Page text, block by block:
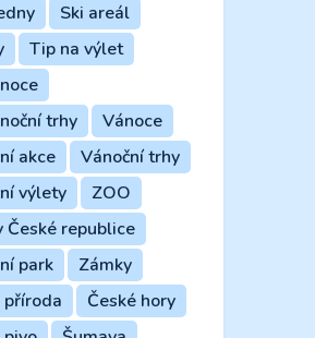
Ski areál
Tip na výlet
trhy
Vánoce
akce
Vánoční trhy
výlety
ZOO
České republice
park
Zámky
příroda
České hory